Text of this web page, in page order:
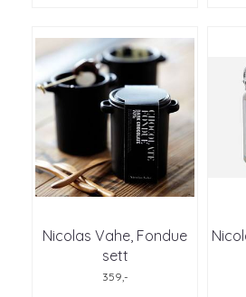
Nicolas Vahe, Fondue
sett
359,-